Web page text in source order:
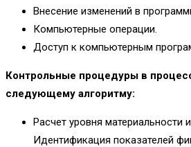
Внесение изменений в
Компьютерные операции.
Доступ к компьютерным
Контрольные процедуры в
следующему алгоритму:
Расчет уровня материальности
Идентификация показателей